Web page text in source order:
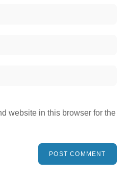
website in this browser for the